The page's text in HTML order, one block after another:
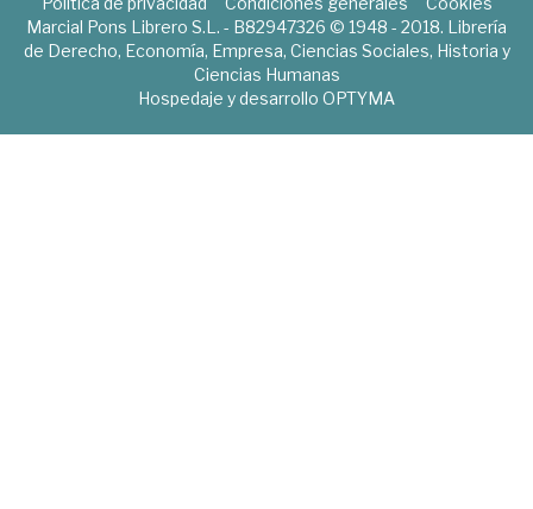
Marcial Pons Librero S.L. - B82947326 © 1948 - 2018. Librería
de Derecho, Economía, Empresa, Ciencias Sociales, Historia y
Ciencias Humanas
Hospedaje y desarrollo OPTYMA